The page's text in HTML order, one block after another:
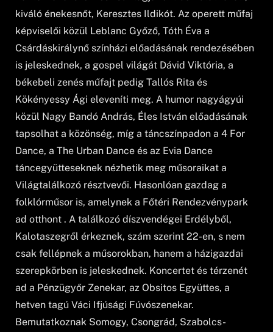
kiváló énekesnőt, Keresztes Ildikót. Az operett műfaj
képviselői közül Leblanc Győző, Tóth Éva a
Csárdáskirálynő színházi előadásának rendezésében
is jeleskednek, a gospel világát Dávid Viktória, a
békebeli zenés műfajt pedig Tallós Rita és
Kökényessy Ági eleveníti meg. A humor nagyágyúi
közül Nagy Bandó András, Éles István előadásának
tapsolhat a közönség, míg a táncszínpadon a 4 For
Dance, a The Urban Dance és az Evia Dance
táncegyütteseknek nézhetik meg műsoraikat a
Világtalálkozó résztvevői. Hasonlóan gazdag a
folklórműsor is, amelynek a Főtéri Rendezvénypark
ad otthont . A találkozó díszvendégei Erdélyből,
Kalotaszegről érkeznek, szám szerint 22-en, s nem
csak fellépnek a műsorokban, hanem a házigazdai
szerepkörben is jeleskednek. Koncertet és térzenét
ad a Pénzügyőr Zenekar, az Obsitos Együttes, a
hetven tagú Váci Ifjúsági Fúvószenekar.
Bemutatkoznak Somogy, Csongrád, Szabolcs-